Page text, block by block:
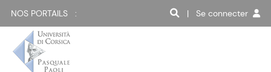
NOS PORTAILS : | Se connecter